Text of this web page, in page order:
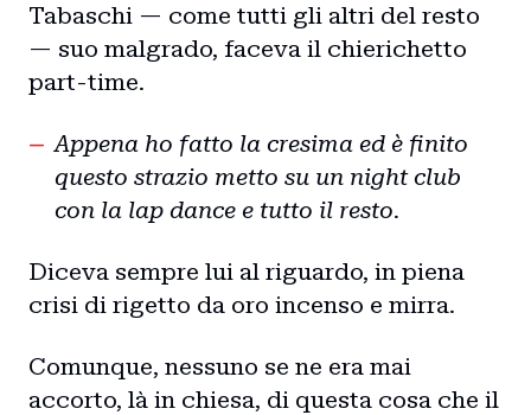
Tabaschi — come tutti gli altri del resto
— suo malgrado, faceva il chierichetto
part-time.
Appena ho fatto la cresima ed è finito
questo strazio metto su un night club
con la lap dance e tutto il resto.
Diceva sempre lui al riguardo, in piena
crisi di rigetto da oro incenso e mirra.
Comunque, nessuno se ne era mai
accorto, là in chiesa, di questa cosa che il